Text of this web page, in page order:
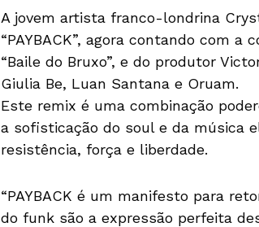
A jovem artista franco-londrina
“PAYBACK”, agora contando com
“Baile do Bruxo”, e do produtor
Giulia Be, Luan Santana e Oruam.
Este remix é uma combinação
a sofisticação do soul e da música
resistência, força e liberdade.
“PAYBACK é um manifesto para
do funk são a expressão perfeita